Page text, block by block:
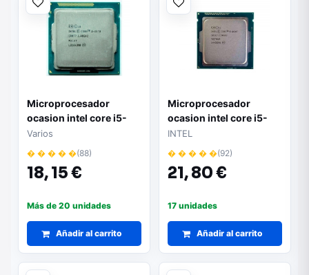
Microprocesador
ocasion intel core i5-
3th
Varios
� � � � �(88)
18,15 €
Más de 20 unidades
Añadir al carrito
Microprocesador
ocasion intel core i5-
4th
INTEL
� � � � �(92)
21,80 €
17 unidades
Añadir al carrito